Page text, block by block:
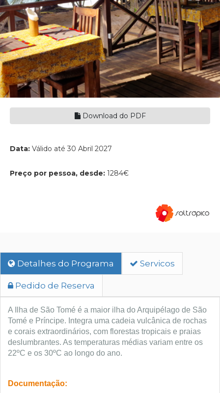
Download do PDF
Data: Válido até 30 Abril 2027
Preço por pessoa, desde: 1284€
Detalhes do Programa Servicos
Pedido de Reserva
A Ilha de São Tomé é a maior ilha do Arquipélago de São
Tomé e Príncipe. Integra uma cadeia vulcânica de rochas
e corais extraordinários, com florestas tropicais e praias
deslumbrantes. As temperaturas médias variam entre os
22ºC e os 30ºC ao longo do ano.
Documentação: